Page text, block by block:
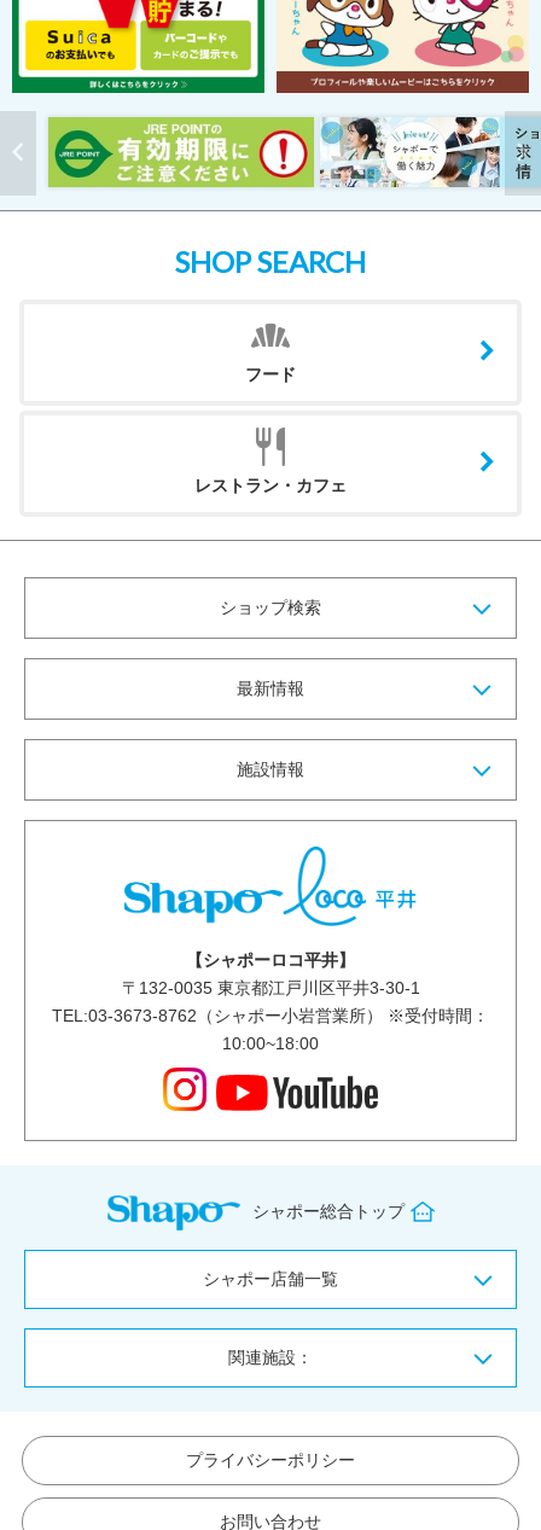
SHOP SEARCH
フード
レストラン・カフェ
ショップ検索
最新情報
施設情報
【シャポーロコ平井】
〒 132-0035東京都江戸川区平井3-30-1
TEL:03-3673-8762（シャポー小岩営業所） ※受付時間：
10:00~18:00
シャポー総合トップ
シャポー店舗一覧
関連施設：
プライバシーポリシー
お問い合わせ